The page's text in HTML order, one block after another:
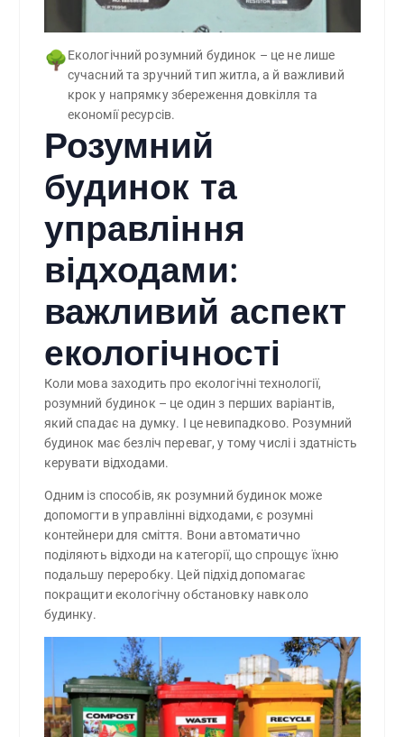
🌳Екологічний розумний будинок – це не лише
сучасний та зручний тип житла, а й важливий
крок у напрямку збереження довкілля та
економії ресурсів.
Розумний
будинок та
управління
відходами:
важливий аспект
екологічності
Коли мова заходить про екологічні технології,
розумний будинок – це один з перших варіантів,
який спадає на думку. І це невипадково. Розумний
будинок має безліч переваг, у тому числі і здатність
керувати відходами.
Одним із способів, як розумний будинок може
допомогти в управлінні відходами, є розумні
контейнери для сміття. Вони автоматично
поділяють відходи на категорії, що спрощує їхню
подальшу переробку. Цей підхід допомагає
покращити екологічну обстановку навколо
будинку.